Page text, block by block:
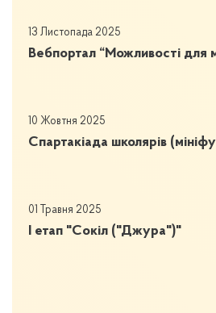
13 Листопада 2025
Вебпортал “Можливості для
10 Жовтня 2025
Спартакіада школярів
01 Травня 2025
І етап "Сокіл ("Джура")"